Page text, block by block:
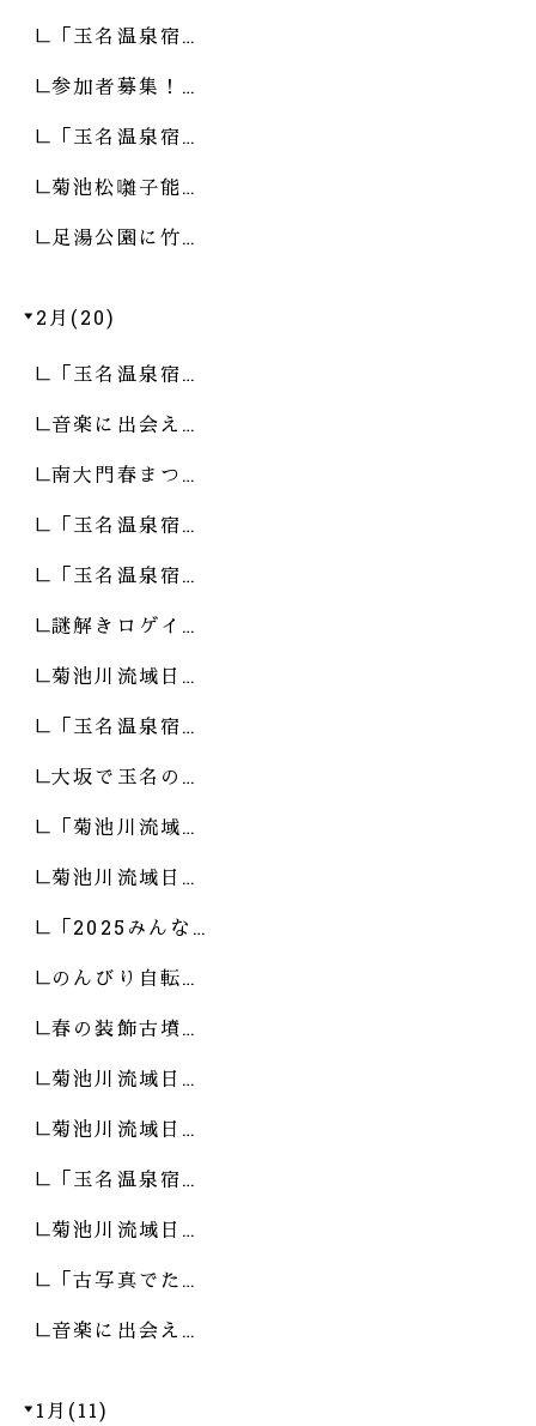
「玉名温泉宿…
参加者募集！…
「玉名温泉宿…
菊池松囃子能…
足湯公園に竹…
2月(20)
「玉名温泉宿…
音楽に出会え…
南大門春まつ…
「玉名温泉宿…
「玉名温泉宿…
謎解きロゲイ…
菊池川流域日…
「玉名温泉宿…
大坂で玉名の…
「菊池川流域…
菊池川流域日…
「2025みんな…
のんびり自転…
春の装飾古墳…
菊池川流域日…
菊池川流域日…
「玉名温泉宿…
菊池川流域日…
「古写真でた…
音楽に出会え…
1月(11)